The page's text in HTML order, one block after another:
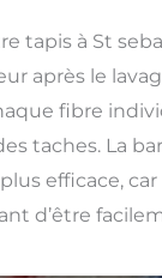
tapis à St
après le
fibre
taches. La
efficace,
d’être